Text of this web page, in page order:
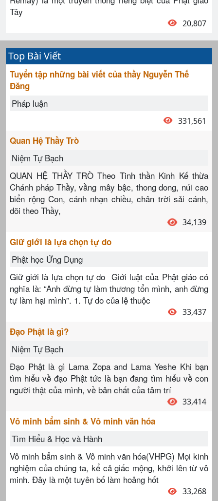
Tây
20,807
Top Bài Viết
Tuyển tập những bài viết của thầy Nguyễn Thế
Đăng
Pháp luận
331,561
Quan Hệ Thầy Trò
Niệm Tự Bạch
QUAN HỆ THẦY TRÒ Theo Tinh thần Kinh Kế thừa
Chánh pháp Thầy, vầng mây bậc, thong dong, núi cao
biển rộng Con, cánh nhạn chiều, chân trời sải cánh,
dõi theo Thầy,
34,139
Giữ giới là lựa chọn tự do
Phật học Ứng Dụng
Giữ giới là lựa chọn tự do Giới luật của Phật giáo có
nghĩa là: “Anh đừng tự làm thương tổn mình, anh đừng
tự làm hại mình”. 1. Tự do của lệ thuộc
33,437
Đạo Phật là gì?
Niệm Tự Bạch
Đạo Phật là gì Lama Zopa and Lama Yeshe Khi bạn
tìm hiểu về đạo Phật tức là bạn đang tìm hiểu về con
người thật của mình, về bản chất của tâm trí
33,414
Vô minh bẩm sinh & Vô minh văn hóa
Tìm Hiểu & Học và Hành
Vô minh bẩm sinh & Vô minh văn hóa(VHPG) Mọi kinh
nghiệm của chúng ta, kể cả giấc mộng, khởi lên từ vô
minh. Đây là một tuyên bố làm hoảng hốt
33,268